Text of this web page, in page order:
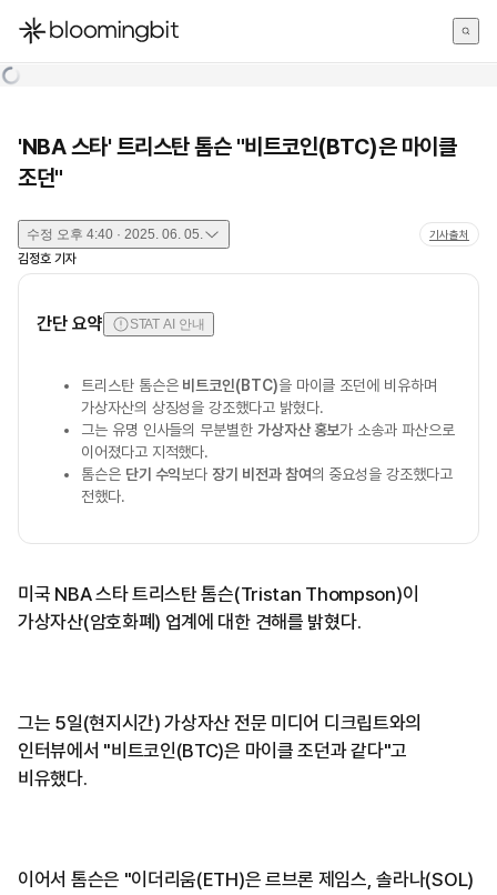
한국어
'NBA 스타' 트리스탄 톰슨 "비트코인(BTC)은 마이클
조던"
수정 오후 4:40 · 2025. 06. 05. 기사출처
김정호 기자
간단 요약 STAT AI 안내
트리스탄 톰슨은 비트코인(BTC)을 마이클 조던에 비유하며
가상자산의 상징성을 강조했다고 밝혔다.
그는 유명 인사들의 무분별한 가상자산 홍보가 소송과 파산으로
이어졌다고 지적했다.
톰슨은 단기 수익보다장기 비전과 참여의 중요성을 강조했다고
전했다.
미국 NBA 스타 트리스탄 톰슨(Tristan Thompson)이
가상자산(암호화폐) 업계에 대한 견해를 밝혔다.
그는 5일(현지시간) 가상자산 전문 미디어 디크립트와의
인터뷰에서 "비트코인(BTC)은 마이클 조던과 같다"고
비유했다.
이어서 톰슨은 "이더리움(ETH)은 르브론 제임스, 솔라나(SOL)